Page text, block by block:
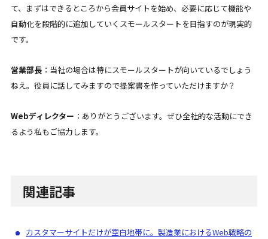
て、まずはできるところから会員サイトを始め、必要に応じて機能や
自動化を段階的に追加していくスモールスタートを目指すのが現実的
です。
営業部長 ：当社の場合は特にスモールスタートが向いているでしょう
ねえ。役員に話してみますので提案書を作っていただけますか？
Webディレクター ：ありがとうございます。ぜひ全社的な活動にでき
るよう私もご協力します。
関連記事
カスタマーサイトだけが空白地帯に。製造業におけるWeb戦略の